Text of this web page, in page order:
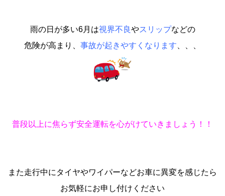
雨の日が多い6月は視界不良やスリップなどの
危険が高まり、 事故が起きやすくなります
普段以上に焦らず安全運転を心がけていきましょう！！
また走行中にタイヤやワイパーなどお車に異変を感じたら
お気軽にお申し付けください